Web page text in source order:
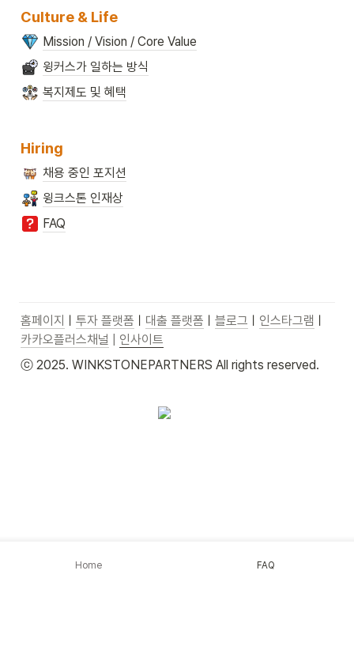
Culture & Life
Mission / Vision / Core Value
윙커스가 일하는 방식
복지제도 및 혜택
Hiring
채용 중인 포지션
윙크스톤 인재상
FAQ
홈페이지 투자 플랫폼 대출 플랫폼 블로그 인스타그램
카카오플러스채널
인사이트
ⓒ 2025. WINKSTONEPARTNERS All rights reserved.
Home FAQ